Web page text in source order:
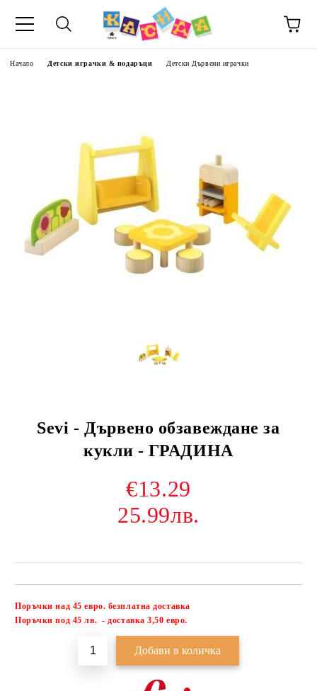
Начало Детски играчки & подаръци Детски Дървени играчки
Sevi - Дървено обзавеждане за
кукли - ГРАДИНА
€13.29
25.99лв.
Поръчки над 45 евро. безплатна доставка
Поръчки под 45 лв. - доставка 3,50 евро.